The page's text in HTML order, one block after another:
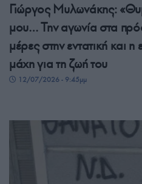
Γιώργος Μυλωνάκης:
μου… Την αγωνία στα
μέρες στην εντατική και
μάχη για τη ζωή του
12/07/2026 - 9:45μμ